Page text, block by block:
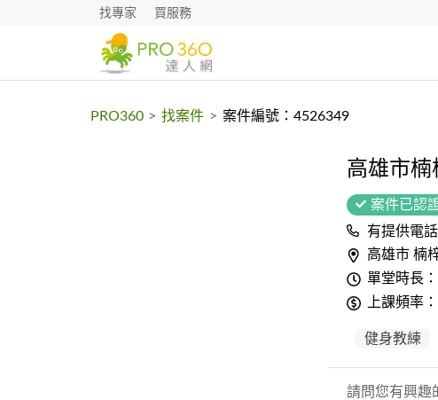
找專家 買服務
PRO360 > 找案件 > 案件編號：4526349
高雄市
案件已認
有提供電話
高雄市 楠
單堂時長
上課頻率
健身教練
請問您有興趣